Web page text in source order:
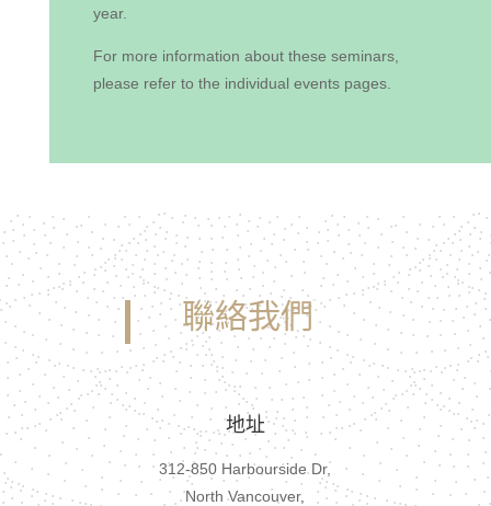
year.
For more information about these seminars,
please refer to the individual events pages.
聯絡我們
地址
312-850 Harbourside Dr,
North Vancouver,